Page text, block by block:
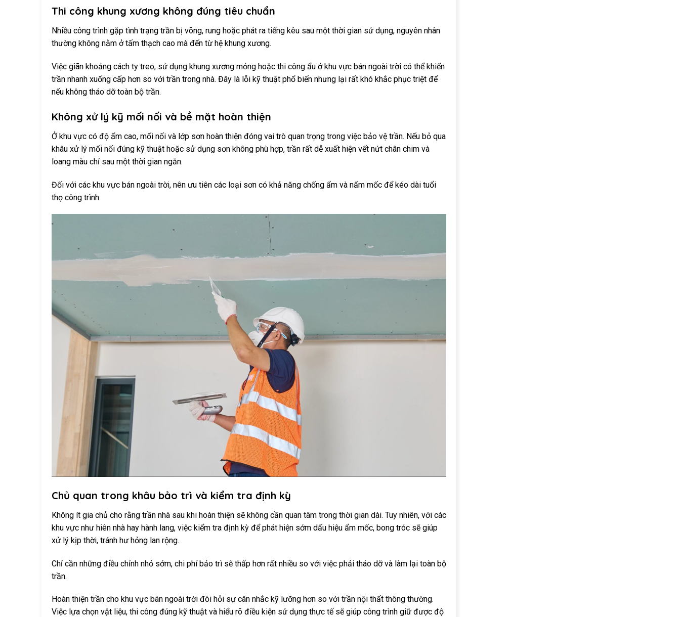
Thi công khung xương không đúng tiêu chuẩn
Nhiều công trình gặp tình trạng trần bị võng, rung hoặc phát ra tiếng kêu sau một thời gian sử dụng, nguyên nhân
thường không nằm ở tấm thạch cao mà đến từ hệ khung xương.
Việc giãn khoảng cách ty treo, sử dụng khung xương mỏng hoặc thi công ẩu ở khu vực bán ngoài trời có thể khiến
trần nhanh xuống cấp hơn so với trần trong nhà. Đây là lỗi kỹ thuật phổ biến nhưng lại rất khó khắc phục triệt để
nếu không tháo dỡ toàn bộ trần.
Không xử lý kỹ mối nối và bề mặt hoàn thiện
Ở khu vực có độ ẩm cao, mối nối và lớp sơn hoàn thiện đóng vai trò quan trọng trong việc bảo vệ trần. Nếu bỏ qua
khâu xử lý mối nối đúng kỹ thuật hoặc sử dụng sơn không phù hợp, trần rất dễ xuất hiện vết nứt chân chim và
loang màu chỉ sau một thời gian ngắn.
Đối với các khu vực bán ngoài trời, nên ưu tiên các loại sơn có khả năng chống ẩm và nấm mốc để kéo dài tuổi
thọ công trình.
Chủ quan trong khâu bảo trì và kiểm tra định kỳ
Không ít gia chủ cho rằng trần nhà sau khi hoàn thiện sẽ không cần quan tâm trong thời gian dài. Tuy nhiên, với các
khu vực như hiên nhà hay hành lang, việc kiểm tra định kỳ để phát hiện sớm dấu hiệu ẩm mốc, bong tróc sẽ giúp
xử lý kịp thời, tránh hư hỏng lan rộng.
Chỉ cần những điều chỉnh nhỏ sớm, chi phí bảo trì sẽ thấp hơn rất nhiều so với việc phải tháo dỡ và làm lại toàn bộ
trần.
Hoàn thiện trần cho khu vực bán ngoài trời đòi hỏi sự cân nhắc kỹ lưỡng hơn so với trần nội thất thông thường.
Việc lựa chọn vật liệu, thi công đúng kỹ thuật và hiểu rõ điều kiện sử dụng thực tế sẽ giúp công trình giữ được độ